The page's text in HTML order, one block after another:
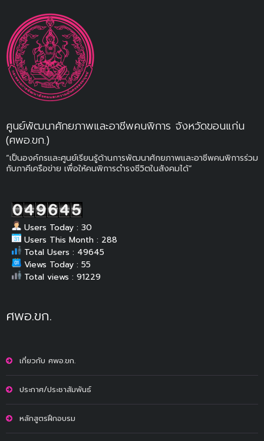
ศูนย์พัฒนาศักยภาพและอาชีพคนพิการ จังหวัดขอนแก่น
(ศพอ.ขก.)
“เป็นองค์กรและศูนย์เรียนรู้ด้านการพัฒนาศักยภาพและอาชีพคนพิการร่วม
กับภาคีเครือข่าย เพื่อให้คนพิการดำรงชีวิตในสังคมได้”
Users Today : 30
Users This Month : 288
Total Users : 49645
Views Today : 55
Total views : 91229
ศพอ.ขก.
เกี่ยวกับ ศพอ.ขก.
ประกาศ/ประชาสัมพันธ์
หลักสูตรฝึกอบรม